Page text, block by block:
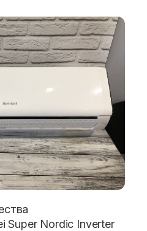
Super Nordic Inverter